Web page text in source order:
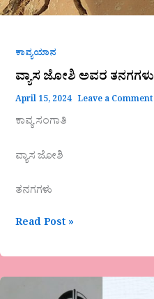
ಕಾವ್ಯಯಾನ
ವ್ಯಾಸ ಜೋಶಿ ಅವರ ತನಗಗಳು
April 15, 2024 Leave a Comment
ಕಾವ್ಯ ಸಂಗಾತಿ
ವ್ಯಾಸ ಜೋಶಿ
ತನಗಗಳು
Read Post »